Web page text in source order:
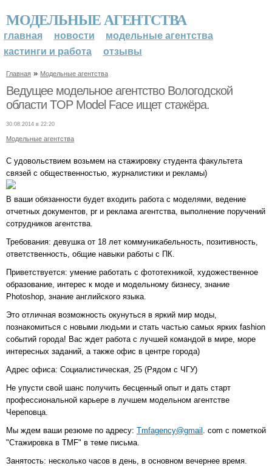
МОДЕЛЬНЫЕ АГЕНТСТВА
главная новости
модельные агентства
кастинги и работа
отзывы
Главная » Модельные агентства
Ведущее модельное агентство Вологодской
области TOP Model Face ищет стажёра.
30.08.2014 в 22:20
Модельные агентства
С удовольствием возьмем на стажировку студента факультета
связей с общественностью, журналистики и рекламы)
В ваши обязанности будет входить работа c моделями, ведение
отчетных документов, pr и реклама агентства, выполнение поручений
сотрудников агентства.
Требования: девушка от 18 лет коммуникабельность, позитивность,
ответственность, общие навыки работы с ПК.
Приветствуется: умение работать с фототехникой, художественное
образование, интерес к моде и модельному бизнесу, знание
Photoshop, знание английского языка.
Это отличная возможность окунуться в яркий мир моды,
познакомиться c новыми людьми и стать частью самых ярких fashion
событий города! Вас ждет работа с лучшей командой в мире, море
интересных заданий, а также офис в центре города)
Адрес офиса: Социалистическая, 25 (Рядом с ЧГУ)
Не упусти свой шанс получить бесценный опыт и дать старт
профессиональной карьере в лучшем модельном агентстве
Череповца.
Мы ждем ваши резюме по адресу: Tmfagency@gmail . com с пометкой
"Стажировка в TMF" в теме письма.
Занятость: несколько часов в день, в основном вечернее время.